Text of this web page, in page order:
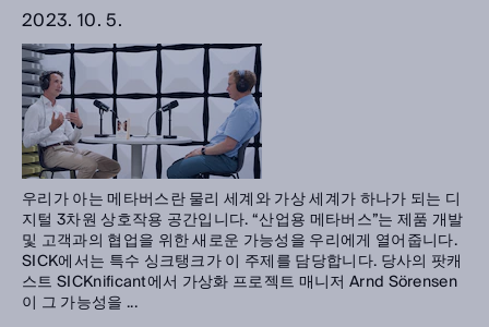
2023. 10. 5.
우리가 아는 메타버스란 물리 세계와 가상 세계가 하나가 되는 디
지털 3차원 상호작용 공간입니다. “산업용 메타버스”는 제품 개발
및 고객과의 협업을 위한 새로운 가능성을 우리에게 열어줍니다.
SICK에서는 특수 싱크탱크가 이 주제를 담당합니다. 당사의 팟캐
스트 SICKnificant에서 가상화 프로젝트 매니저 Arnd Sörensen
이 그 가능성을 ...